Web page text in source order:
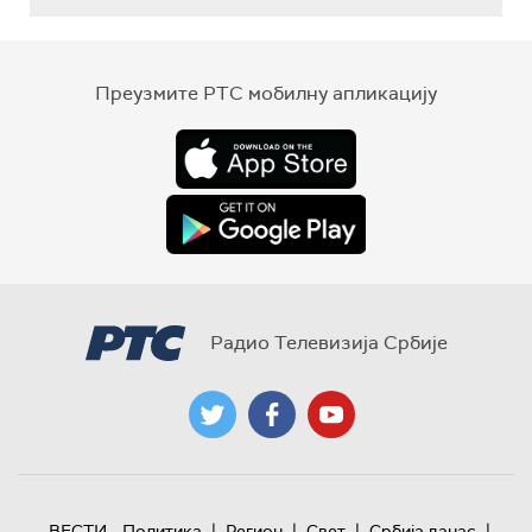
Преузмите РТС мобилну апликацију
Радио Телевизија Србије